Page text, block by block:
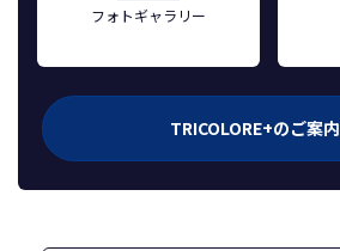
フォトギャラリー
TRICOLORE+のご案内